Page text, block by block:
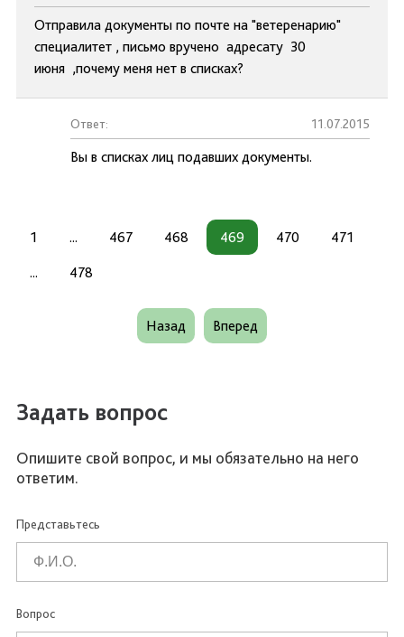
Отправила документы по почте на "ветеренарию"
специалитет , письмо вручено адресату 30
июня ,почему меня нет в списках?
Ответ: 11.07.2015
Вы в списках лиц подавших документы.
1 ... 467 468 469 470 471
... 478
Назад Вперед
Задать вопрос
Опишите свой вопрос, и мы обязательно на него
ответим.
Представьтесь
Вопрос